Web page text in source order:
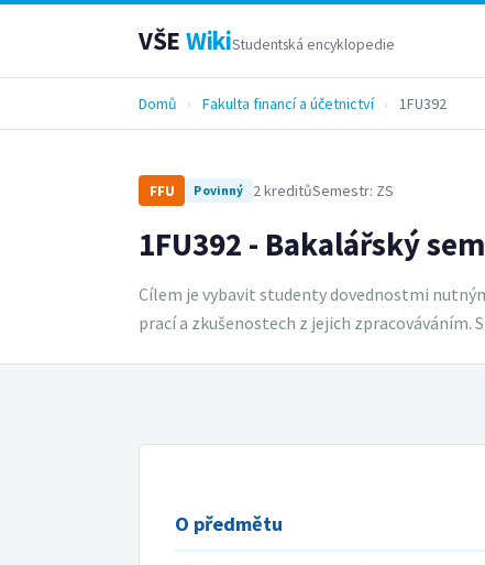
VŠE WikiStudentská encyklopedie
Domů › Fakulta financí a účetnictví › 1FU392
FFU Povinný 2 kreditůSemestr: ZS
1FU392 - Bakalářský
Cílem je vybavit studenty dovednostmi
prací a zkušenostech z jejich
O předmětu